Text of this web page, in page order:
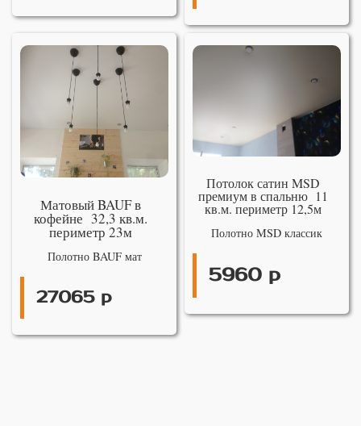
Матовый BAUF в
кофейне 32,3 кв.м.
периметр 23м
Полотно BAUF мат
27065 р
Потолок сатин MSD
премиум в спальню 11
кв.м. периметр 12,5м
Полотно MSD классик
5960 р